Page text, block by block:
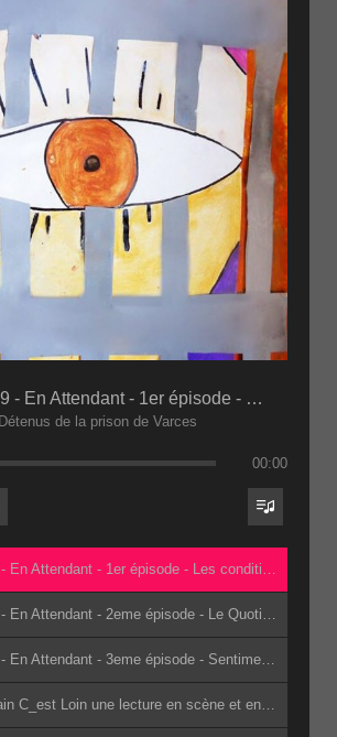
2019 - En Attendant - 1er épisode - Les conditions de détention 2eme passe(1)
de la prison de Varces
00:00
1. 2019 - En Attendant - 1er épisode - Les conditions de détention 2eme passe(1) - Les Détenus de la prison de Varces
2. 2019 - En Attendant - 2eme épisode - Le Quotidien - 2eme passe(1) - Les Détenus de la prison de Varces
3. 2019 - En Attendant - 3eme épisode - Sentiments de révolte et institutions - 2eme passe(1) - Les Détenus de la prison de Varces
4. Demain C_est Loin une lecture en scène et en son adapté du livre de Jacky Schwarzmann par les lycéens d_Edouard Herriot - Jean-Marc Pidoux - Denis Morin - Jacky Schwarzmann - les lycéens d_Edouard Herriot